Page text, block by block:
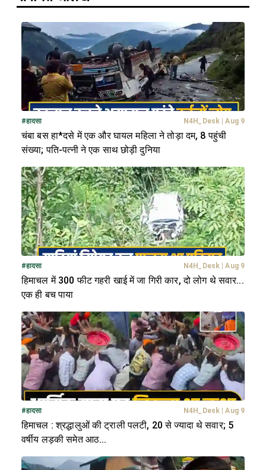
#हादसा N4H_Desk Aug 9
चंबा बस हा*दसे में एक और घायल महिला ने तोड़ा दम, 8 पहुंची
संख्या; पति-पत्नी ने एक साथ छोड़ी दुनिया
#हादसा N4H_Desk Aug 9
हिमाचल में 300 फीट गहरी खाई में जा गिरी कार, दो लोग थे सवार...
एक ही बच पाया
#हादसा N4H_Desk Aug 9
हिमाचल : श्रद्धालुओं की ट्राली पलटी, 20 से ज्यादा थे सवार; 5
वर्षीय लड़की समेत आठ...